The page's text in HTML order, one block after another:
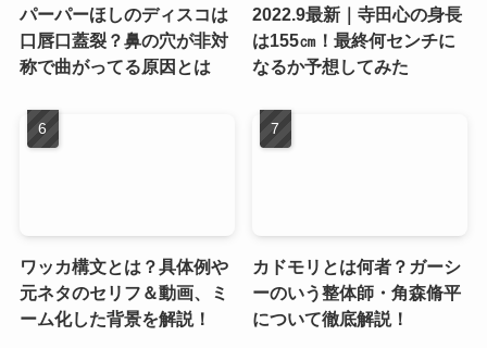
パーパーほしのディスコは
口唇口蓋裂？鼻の穴が非対
称で曲がってる原因とは
2022.9最新｜寺田心の身長
は155㎝！最終何センチに
なるか予想してみた
ワッカ構文とは？具体例や
元ネタのセリフ＆動画、ミ
ーム化した背景を解説！
カドモリとは何者？ガーシ
ーのいう整体師・角森脩平
について徹底解説！